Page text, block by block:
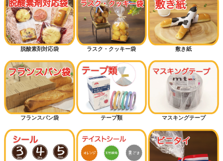
脱酸素剤対応袋 ラスク・クッキー袋 敷き紙
フランスパン袋 テープ類 マスキングテープ